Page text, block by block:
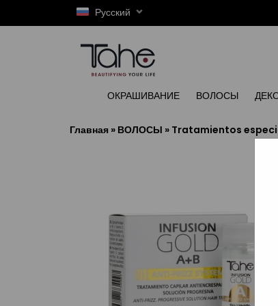
Русский
ОКРАШИВАНИЕ ВОЛОСЫ
Главная » ВОЛОСЫ » Tratamientos